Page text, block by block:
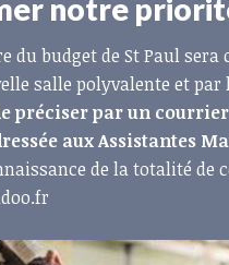
notre
du budget de St Paul
salle polyvalente et
préciser par un
aux Assistantes
de la totalité de